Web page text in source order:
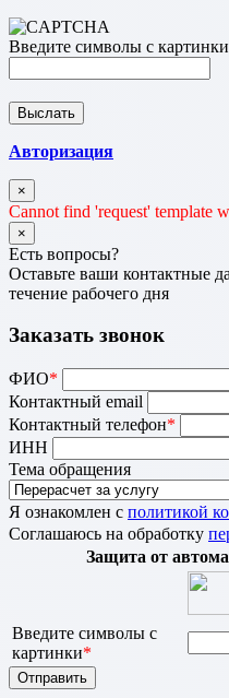
Введите символы с
Авторизация
×
Cannot find 'request' template
×
Есть вопросы?
Оставьте ваши контактные
течение рабочего дня
Заказать звонок
ФИО*
Контактный email
Контактный телефон*
ИНН
Тема обращения
Я ознакомлен с политикой
Соглашаюсь на обработку
Защита от
Введите символы с
картинки*